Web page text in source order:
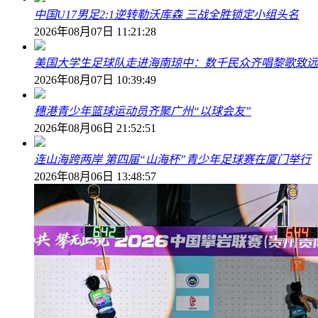
中国U17男足2:1逆转勒沃库森 三战全胜锁定小组头名
2026年08月07日 11:21:28
美国大学生足球队走进海南琼中：数千民众齐唱黎歌致
2026年08月07日 10:39:49
穗港青少年篮球运动员齐聚广州“以球会友”
2026年08月06日 21:52:51
连山海跨两岸 第四届“山海杯”青少年足球赛在厦门举行
2026年08月06日 13:48:57